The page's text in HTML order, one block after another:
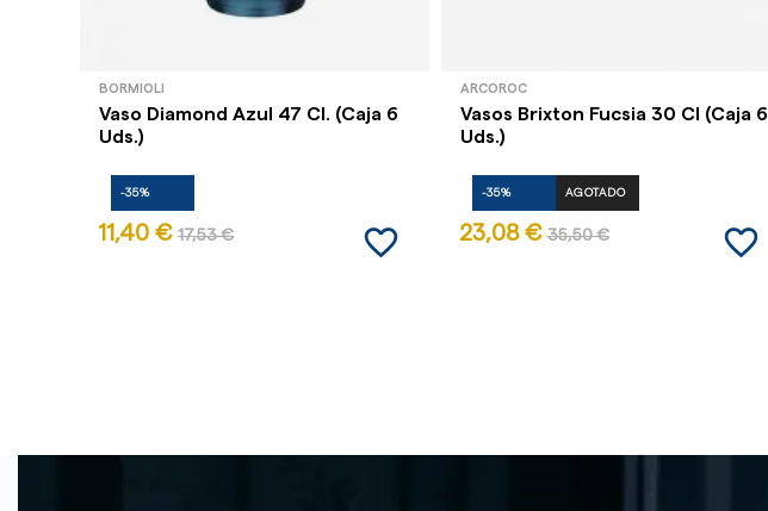
BORMIOLI
Vaso Diamond Azul 47 Cl. (Caja 6
Uds.)
-35%
11,40 € 17,53 € favorite_border
ARCOROC
Vasos Brixton Fucsia 30 Cl (Caja 6
Uds.)
-35% AGOTADO
23,08 € 35,50 € favorite_border